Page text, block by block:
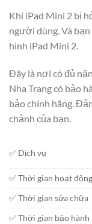
Khi iPad Mini 2 bị
người dùng. Và
hình iPad Mini 2.
Đây là nơi có đủ
Nha Trang có bảo
bảo chính hãng.
chảnh của bạn.
✅ Dịch vụ
✅ Thời gian hoạt động
✅ Thời gian sửa chữa
✅ Thời gian bảo hành